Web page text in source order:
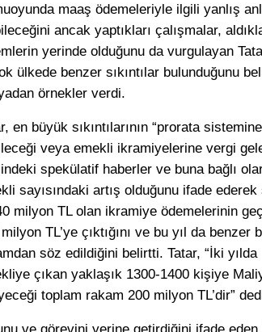
maaş ödemeleriyle ilgili yanlış
ancak yaptıkları çalışmalar,
yerinde olduğunu da vurgulayan
ülkede benzer sıkıntılar bulunduğunu
örnekler verdi.
en büyük sıkıntılarının “prorata sistemine
veya emekli ikramiyelerine vergi
spekülatif haberler ve buna bağlı
sayısındaki artış olduğunu ifade ederek
milyon TL olan ikramiye ödemelerinin
TL’ye çıktığını ve bu yıl da benzer
söz edildiğini belirtti. Tatar, “İki yılda
çıkan yaklaşık 1300-1400 kişiye
toplam rakam 200 milyon TL’dir”